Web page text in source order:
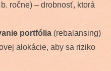
ročne) – drobnosť, ktorá
portfólia (rebalansing)
alokácie, aby sa riziko